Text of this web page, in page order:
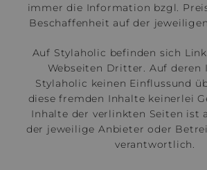
immer die Information bzgl.
Beschaffenheit auf der
Auf Stylaholic befinden sich
Webseiten Dritter. Auf deren
Stylaholic keinen Einflussund
diese fremden Inhalte keinerlei
Inhalte der verlinkten Seiten ist
der jeweilige Anbieter oder
verantwortlich.